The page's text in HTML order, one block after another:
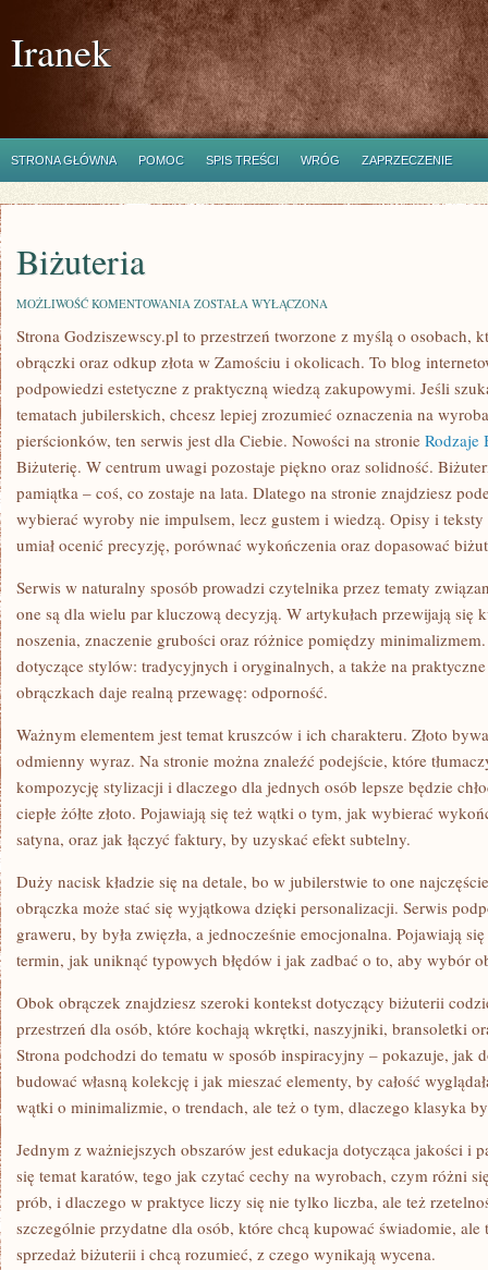
Iranek
STRONA GŁÓWNA POMOC SPIS TREŚCI WRÓG ZAPRZECZENIE
Biżuteria
MOŻLIWOŚĆ KOMENTOWANIA BIŻUTERIA
ZOSTAŁA WYŁĄCZONA
Strona Godziszewscy.pl to przestrzeń tworzone z myślą o osobach,
obrączki oraz odkup złota w Zamościu i okolicach. To blog
podpowiedzi estetyczne z praktyczną wiedzą zakupowymi. Jeśli
tematach jubilerskich, chcesz lepiej zrozumieć oznaczenia na
pierścionków, ten serwis jest dla Ciebie. Nowości na stronie Rodzaje
Biżuterię. W centrum uwagi pozostaje piękno oraz solidność.
pamiątka – coś, co zostaje na lata. Dlatego na stronie znajdziesz
wybierać wyroby nie impulsem, lecz gustem i wiedzą. Opisy i
umiał ocenić precyzję, porównać wykończenia oraz dopasować
Serwis w naturalny sposób prowadzi czytelnika przez tematy
one są dla wielu par kluczową decyzją. W artykułach przewijają się
noszenia, znaczenie grubości oraz różnice pomiędzy
dotyczące stylów: tradycyjnych i oryginalnych, a także na
obrączkach daje realną przewagę: odporność.
Ważnym elementem jest temat kruszców i ich charakteru. Złoto
odmienny wyraz. Na stronie można znaleźć podejście, które
kompozycję stylizacji i dlaczego dla jednych osób lepsze będzie
ciepłe żółte złoto. Pojawiają się też wątki o tym, jak wybierać
satyna, oraz jak łączyć faktury, by uzyskać efekt subtelny.
Duży nacisk kładzie się na detale, bo w jubilerstwie to one
obrączka może stać się wyjątkowa dzięki personalizacji. Serwis
graweru, by była zwięzła, a jednocześnie emocjonalna. Pojawiają
termin, jak uniknąć typowych błędów i jak zadbać o to, aby wybór
Obok obrączek znajdziesz szeroki kontekst dotyczący biżuterii
przestrzeń dla osób, które kochają wkrętki, naszyjniki, bransoletki
Strona podchodzi do tematu w sposób inspiracyjny – pokazuje, jak
budować własną kolekcję i jak mieszać elementy, by całość
wątki o minimalizmie, o trendach, ale też o tym, dlaczego klasyka
Jednym z ważniejszych obszarów jest edukacja dotycząca jakości i
się temat karatów, tego jak czytać cechy na wyrobach, czym różni
prób, i dlaczego w praktyce liczy się nie tylko liczba, ale też
szczególnie przydatne dla osób, które chcą kupować świadomie,
sprzedaż biżuterii i chcą rozumieć, z czego wynikają wycena.